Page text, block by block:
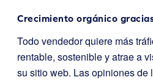
Crecimiento orgánico
Todo vendedor quiere más
rentable, sostenible y atrae a
su sitio web. Las opiniones de